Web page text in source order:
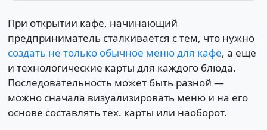
При открытии кафе, начинающий
предприниматель сталкивается с тем, что нужно
создать не только обычное меню для кафе, а еще
и технологические карты для каждого блюда.
Последовательность может быть разной —
можно сначала визуализировать меню и на его
основе составлять тех. карты или наоборот.